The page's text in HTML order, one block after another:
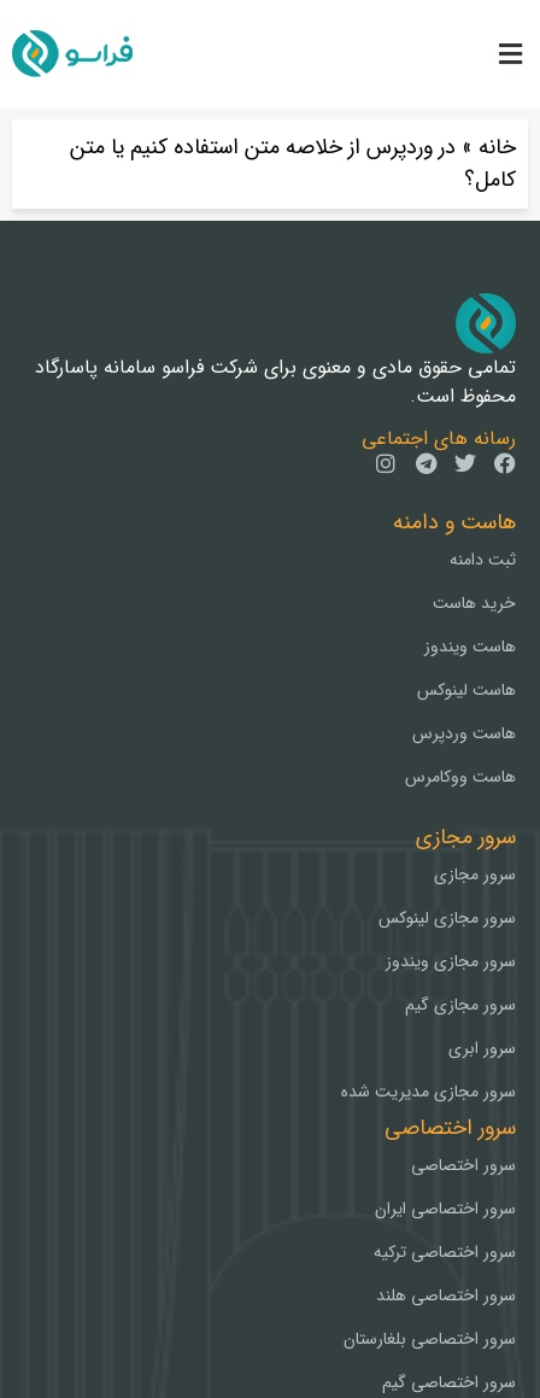
خانه » در وردپرس از خلاصه متن استفاده کنیم یا متن
کامل؟
تمامی حقوق مادی و معنوی برای شرکت فراسو سامانه پاسارگاد
محفوظ است.
رسانه های اجتماعی
هاست و دامنه
ثبت دامنه
خرید هاست
هاست ویندوز
هاست لینوکس
هاست وردپرس
هاست ووکامرس
سرور مجازی
سرور مجازی
سرور مجازی لینوکس
سرور مجازی ویندوز
سرور مجازی گیم
سرور ابری
سرور مجازی مدیریت شده
سرور اختصاصی
سرور اختصاصی
سرور اختصاصی ایران
سرور اختصاصی ترکیه
سرور اختصاصی هلند
سرور اختصاصی بلغارستان
سرور اختصاصی گیم